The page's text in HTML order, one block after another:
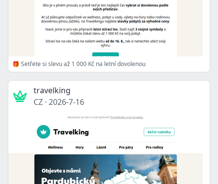
🎁 Setřete si slevu až 1 000 Kč na letní dovolenou
travelking
CZ · 2026-7-16